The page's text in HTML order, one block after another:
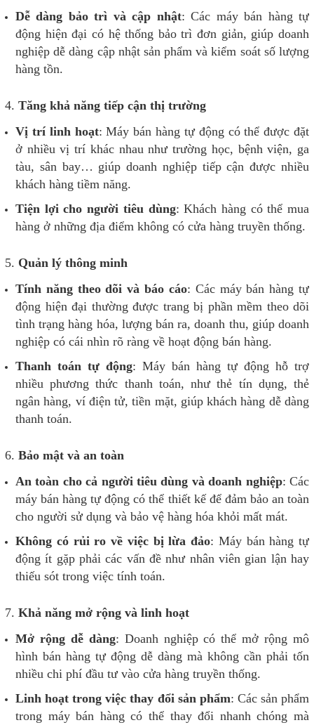
Dễ dàng bảo trì và cập nhật: Các máy bán hàng tự
động hiện đại có hệ thống bảo trì đơn giản, giúp doanh
nghiệp dễ dàng cập nhật sản phẩm và kiểm soát số lượng
hàng tồn.
4. Tăng khả năng tiếp cận thị trường
Vị trí linh hoạt: Máy bán hàng tự động có thể được đặt
ở nhiều vị trí khác nhau như trường học, bệnh viện, ga
tàu, sân bay… giúp doanh nghiệp tiếp cận được nhiều
khách hàng tiềm năng.
Tiện lợi cho người tiêu dùng: Khách hàng có thể mua
hàng ở những địa điểm không có cửa hàng truyền thống.
5. Quản lý thông minh
Tính năng theo dõi và báo cáo: Các máy bán hàng tự
động hiện đại thường được trang bị phần mềm theo dõi
tình trạng hàng hóa, lượng bán ra, doanh thu, giúp doanh
nghiệp có cái nhìn rõ ràng về hoạt động bán hàng.
Thanh toán tự động: Máy bán hàng tự động hỗ trợ
nhiều phương thức thanh toán, như thẻ tín dụng, thẻ
ngân hàng, ví điện tử, tiền mặt, giúp khách hàng dễ dàng
thanh toán.
6. Bảo mật và an toàn
An toàn cho cả người tiêu dùng và doanh nghiệp: Các
máy bán hàng tự động có thể thiết kế để đảm bảo an toàn
cho người sử dụng và bảo vệ hàng hóa khỏi mất mát.
Không có rủi ro về việc bị lừa đảo: Máy bán hàng tự
động ít gặp phải các vấn đề như nhân viên gian lận hay
thiếu sót trong việc tính toán.
7. Khả năng mở rộng và linh hoạt
Mở rộng dễ dàng: Doanh nghiệp có thể mở rộng mô
hình bán hàng tự động dễ dàng mà không cần phải tốn
nhiều chi phí đầu tư vào cửa hàng truyền thống.
Linh hoạt trong việc thay đổi sản phẩm: Các sản phẩm
trong máy bán hàng có thể thay đổi nhanh chóng mà